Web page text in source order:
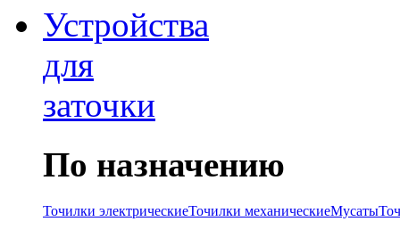
Устройства
для
заточки
По назначению
Точилки электрическиеТочилки механическиеМусаты